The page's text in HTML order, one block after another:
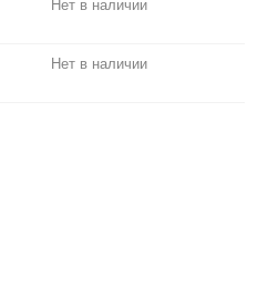
Нет в наличии
Нет в наличии